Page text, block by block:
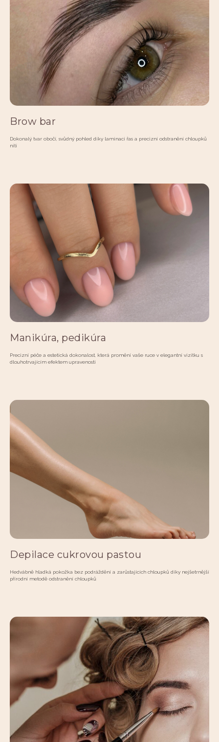
Brow bar
Dokonalý tvar obočí, svůdný pohled díky laminaci řas a precizní odstranění chloupků
nití
Manikúra, pedikúra
Precizní péče a estetická dokonalost, která promění vaše ruce v elegantní vizitku s
dlouhotrvajícím efektem upravenosti
Depilace cukrovou pastou
Hedvábně hladká pokožka bez podráždění a zarůstajících chloupků díky nejšetrnější
přírodní metodě odstranění chloupků